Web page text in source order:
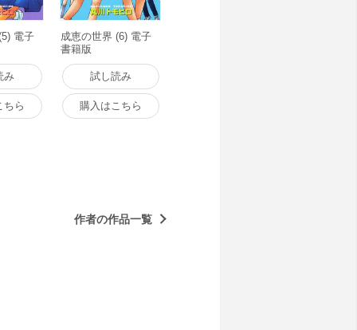
電子
み
ちら
成恵の世界 (6) 電子
書籍版
試し読み
購入はこちら
作者の作品一覧